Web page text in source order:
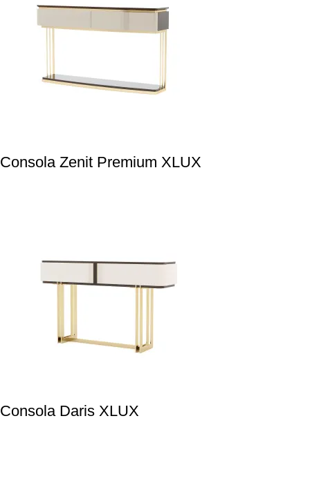
Consola Zenit Premium XLUX
Consola Daris XLUX